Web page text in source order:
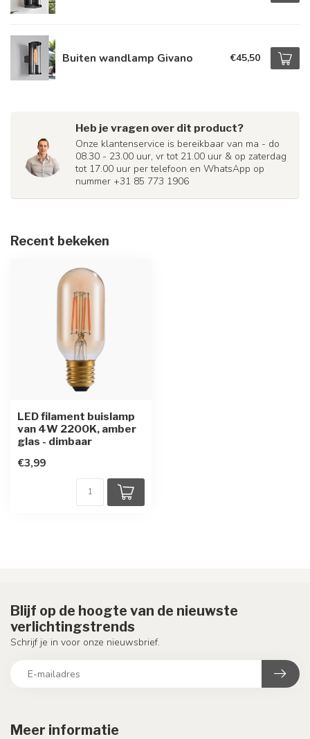
Buiten wandlamp Givano €45,50
Heb je vragen over dit product?
Onze klantenservice is bereikbaar van ma - do
08.30 - 23.00 uur, vr tot 21.00 uur & op zaterdag
tot 17.00 uur per telefoon en WhatsApp op
nummer +31 85 773 1906
Recent bekeken
LED filament buislamp
van 4W 2200K, amber
glas - dimbaar
€3,99
Meer informatie
Blijf op de hoogte van de nieuwste
verlichtingstrends
Schrijf je in voor onze nieuwsbrief.